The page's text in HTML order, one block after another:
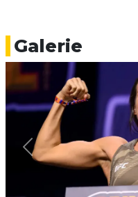
Galerie
Previous